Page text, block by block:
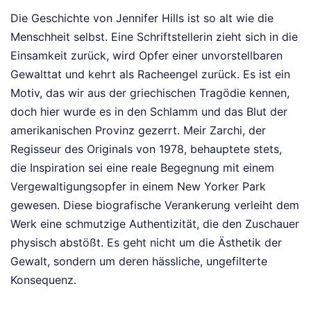
Die Geschichte von Jennifer Hills ist so alt wie die
Menschheit selbst. Eine Schriftstellerin zieht sich in die
Einsamkeit zurück, wird Opfer einer unvorstellbaren
Gewalttat und kehrt als Racheengel zurück. Es ist ein
Motiv, das wir aus der griechischen Tragödie kennen,
doch hier wurde es in den Schlamm und das Blut der
amerikanischen Provinz gezerrt. Meir Zarchi, der
Regisseur des Originals von 1978, behauptete stets,
die Inspiration sei eine reale Begegnung mit einem
Vergewaltigungsopfer in einem New Yorker Park
gewesen. Diese biografische Verankerung verleiht dem
Werk eine schmutzige Authentizität, die den Zuschauer
physisch abstößt. Es geht nicht um die Ästhetik der
Gewalt, sondern um deren hässliche, ungefilterte
Konsequenz.